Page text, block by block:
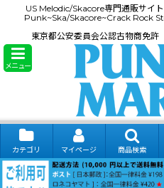
US Melodic/Skacore専門通販サ
Punk~Ska/Skacore~Crack Rock
東京都公安委員会公認古物商免
メニュー
カテゴリ マイページ 商品検索